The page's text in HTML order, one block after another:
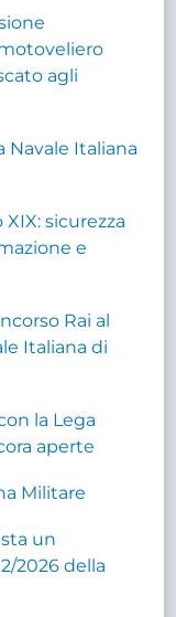
agli
Navale Italiana
sicurezza
e
Rai al
Italiana di
la Lega
aperte
Militare
un
2026 della